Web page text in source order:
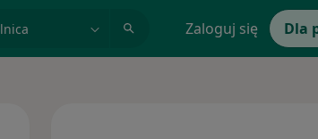
Zaloguj się Dla